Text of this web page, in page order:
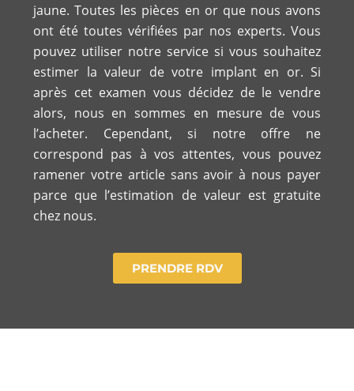
jaune. Toutes les pièces en or que nous avons
ont été toutes vérifiées par nos experts. Vous
pouvez utiliser notre service si vous souhaitez
estimer la valeur de votre implant en or. Si
après cet examen vous décidez de le vendre
alors, nous en sommes en mesure de vous
l’acheter. Cependant, si notre offre ne
correspond pas à vos attentes, vous pouvez
ramener votre article sans avoir à nous payer
parce que l’estimation de valeur est gratuite
chez nous.
PRENDRE RDV